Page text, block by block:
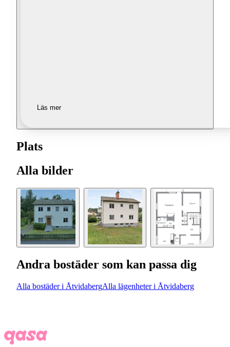
Läs mer
Plats
Alla bilder
Andra bostäder som kan passa dig
Alla bostäder i ÅtvidabergAlla lägenheter i Åtvidaberg